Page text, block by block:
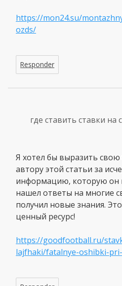
https://mon24.su/
ozds/
Responder
где ставить ставки на
Я хотел бы выразить свою
автору этой статьи за
информацию, которую он
нашел ответы на многие
получил новые знания.
ценный ресурс!
https://goodfootball.ru/
lajfhaki/fatalnye-oshibki-